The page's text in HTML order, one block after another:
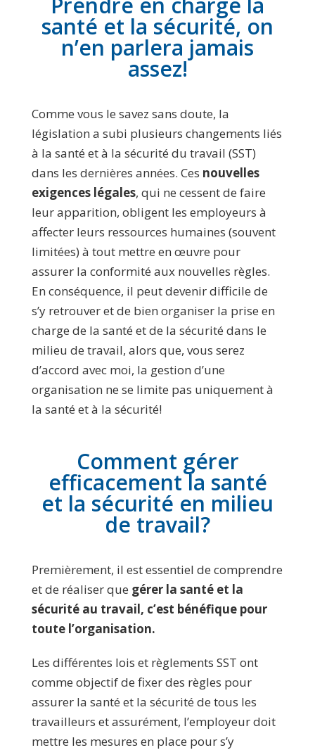
santé et la sécurité, on
n’en parlera jamais
assez!
Comme vous le savez sans doute, la
législation a subi plusieurs changements liés
à la santé et à la sécurité du travail (SST)
dans les dernières années. Ces nouvelles
exigences légales, qui ne cessent de faire
leur apparition, obligent les employeurs à
affecter leurs ressources humaines (souvent
limitées) à tout mettre en œuvre pour
assurer la conformité aux nouvelles règles.
En conséquence, il peut devenir difficile de
s’y retrouver et de bien organiser la prise en
charge de la santé et de la sécurité dans le
milieu de travail, alors que, vous serez
d’accord avec moi, la gestion d’une
organisation ne se limite pas uniquement à
la santé et à la sécurité!
Comment gérer
efficacement la santé
et la sécurité en milieu
de travail?
Premièrement, il est essentiel de comprendre
et de réaliser que gérer la santé et la
sécurité au travail, c’est bénéfique pour
toute l’organisation.
Les différentes lois et règlements SST ont
comme objectif de fixer des règles pour
assurer la santé et la sécurité de tous les
travailleurs et assurément, l’employeur doit
mettre les mesures en place pour s’y